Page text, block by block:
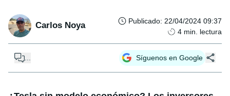
Carlos Noya Publicado: 22/04/2024 09:37
4 min. lectura
Síguenos en Google